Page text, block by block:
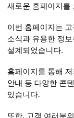
새로운 홈페이지를
이번 홈페이지는
소식과 유용한 정
설계되었습니다.
홈페이지를 통해
안내 등 다양한 콘
있습니다.
또한, 고객 여러분